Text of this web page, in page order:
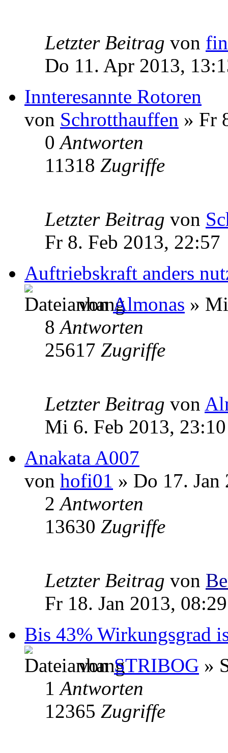
Letzter Beitrag von
Do 11. Apr 2013,
Innteresannte Rotoren
von Schrotthauffen » Fr
0Antworten
11318 Zugriffe
Letzter Beitrag von
Fr 8. Feb 2013, 22:57
Auftriebskraft anders
vonAlmonas »
8Antworten
25617 Zugriffe
Letzter Beitrag von
Mi 6. Feb 2013, 23:10
Anakata A007
von hofi01 » Do 17. Jan
2Antworten
13630 Zugriffe
Letzter Beitrag von
Fr 18. Jan 2013, 08:29
Bis 43% Wirkungsgrad
vonSTRIBOG »
1Antworten
12365 Zugriffe